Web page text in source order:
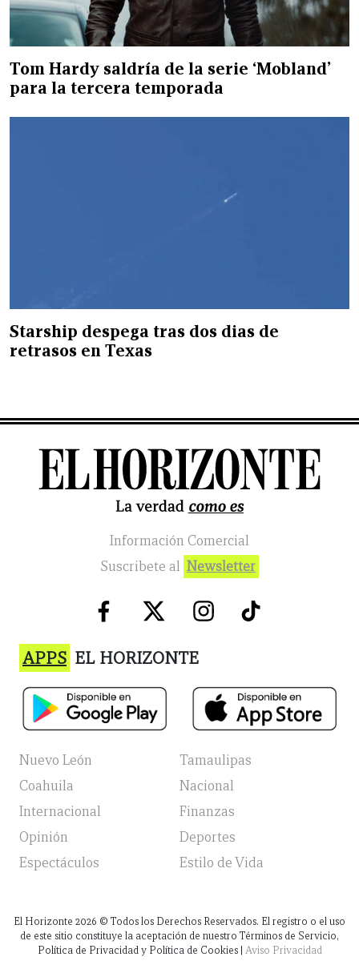
Tom Hardy saldría de la serie ‘Mobland’
para la tercera temporada
Starship despega tras dos dias de
retrasos en Texas
Información Comercial
Suscribete al Newsletter
APPS EL HORIZONTE
Nuevo León
Tamaulipas
Coahuila
Nacional
Internacional
Finanzas
Opinión
Deportes
Espectáculos
Estilo de Vida
El Horizonte 2026 © Todos los Derechos Reservados. El registro o el uso
de este sitio constituye la aceptación de nuestro Términos de Servicio,
Política de Privacidad y Política de Cookies | Aviso Privacidad